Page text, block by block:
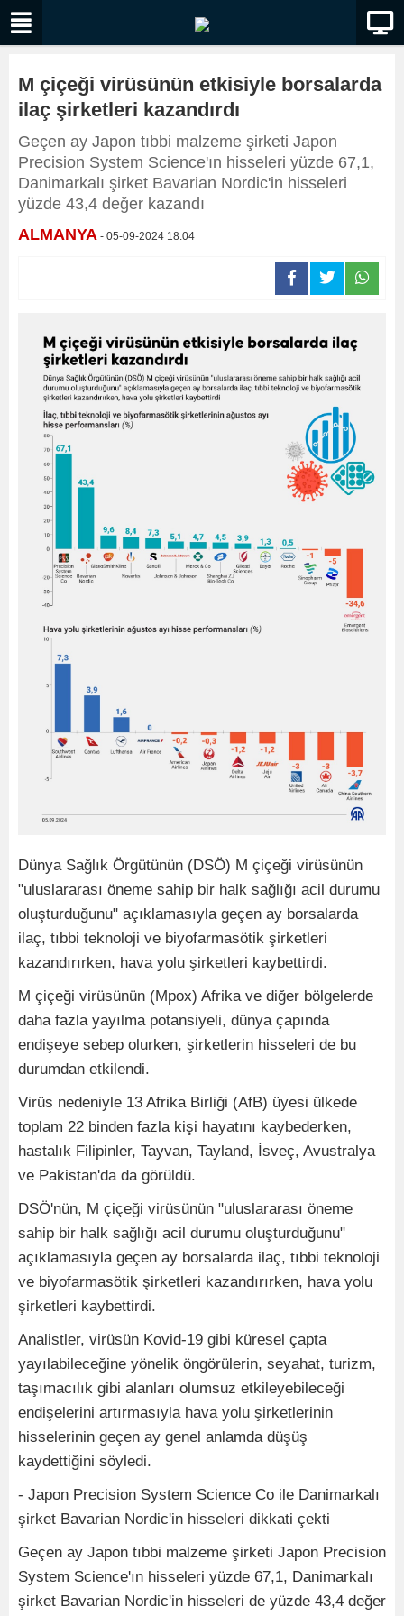
M çiçeği virüsünün etkisiyle borsalarda
ilaç şirketleri kazandırdı
Geçen ay Japon tıbbi malzeme şirketi Japon
Precision System Science'ın hisseleri yüzde 67,1,
Danimarkalı şirket Bavarian Nordic'in hisseleri
yüzde 43,4 değer kazandı
ALMANYA - 05-09-2024 18:04
Dünya Sağlık Örgütünün (DSÖ) M çiçeği virüsünün
"uluslararası öneme sahip bir halk sağlığı acil durumu
oluşturduğunu" açıklamasıyla geçen ay borsalarda
ilaç, tıbbi teknoloji ve biyofarmasötik şirketleri
kazandırırken, hava yolu şirketleri kaybettirdi.
M çiçeği virüsünün (Mpox) Afrika ve diğer bölgelerde
daha fazla yayılma potansiyeli, dünya çapında
endişeye sebep olurken, şirketlerin hisseleri de bu
durumdan etkilendi.
Virüs nedeniyle 13 Afrika Birliği (AfB) üyesi ülkede
toplam 22 binden fazla kişi hayatını kaybederken,
hastalık Filipinler, Tayvan, Tayland, İsveç, Avustralya
ve Pakistan'da da görüldü.
DSÖ'nün, M çiçeği virüsünün "uluslararası öneme
sahip bir halk sağlığı acil durumu oluşturduğunu"
açıklamasıyla geçen ay borsalarda ilaç, tıbbi teknoloji
ve biyofarmasötik şirketleri kazandırırken, hava yolu
şirketleri kaybettirdi.
Analistler, virüsün Kovid-19 gibi küresel çapta
yayılabileceğine yönelik öngörülerin, seyahat, turizm,
taşımacılık gibi alanları olumsuz etkileyebileceği
endişelerini artırmasıyla hava yolu şirketlerinin
hisselerinin geçen ay genel anlamda düşüş
kaydettiğini söyledi.
- Japon Precision System Science Co ile Danimarkalı
şirket Bavarian Nordic'in hisseleri dikkati çekti
Geçen ay Japon tıbbi malzeme şirketi Japon Precision
System Science'ın hisseleri yüzde 67,1, Danimarkalı
şirket Bavarian Nordic'in hisseleri de yüzde 43,4 değer